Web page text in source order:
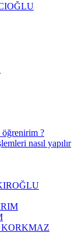
öğrenirim ?
nasıl yapılır
KORKMAZ